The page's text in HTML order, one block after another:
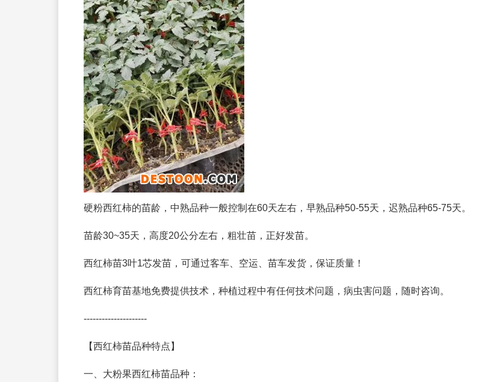
硬粉西红柿的苗龄，中熟品种一般控制在60天左右，早熟品种50-55天，迟熟品种65-75天。
苗龄30~35天，高度20公分左右，粗壮苗，正好发苗。
西红柿苗3叶1芯发苗，可通过客车、空运、苗车发货，保证质量！
西红柿育苗基地免费提供技术，种植过程中有任何技术问题，病虫害问题，随时咨询。
---------------------
【西红柿苗品种特点】
一、大粉果西红柿苗品种：